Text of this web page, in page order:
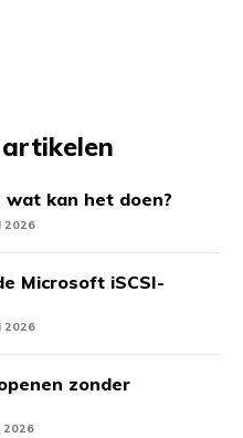
kan het doen?
2026
Microsoft iSCSI-
2026
zonder
2026